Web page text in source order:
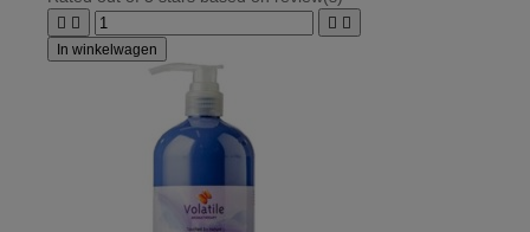
   
In winkelwagen